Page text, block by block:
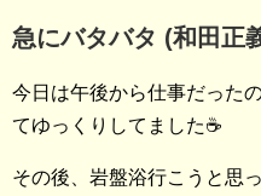
急にバタバタ (和田正
今日は午後から仕事だった
てゆっくりしてました☕️
その後、岩盤浴行こうと思